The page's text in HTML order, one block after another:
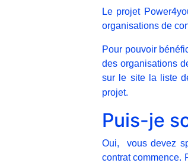
Le projet
organisations de
Pour pouvoir
des organisations
sur le site la liste
projet.
Puis-je
Oui, vous devez
contrat commence.